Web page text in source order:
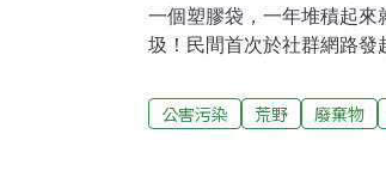
一個塑膠袋，一年堆積起來
圾！民間首次於社群網路發
分享自己的「減塑四寶」，
台灣受害，世界各國都接連
公害污染 荒野 廢棄物